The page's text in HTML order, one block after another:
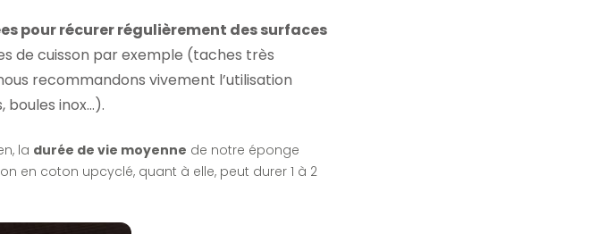
pour récurer régulièrement des surfaces
de cuisson par exemple (taches très
recommandons vivement l’utilisation
boules inox…).
la durée de vie moyenne de notre éponge
en coton upcyclé, quant à elle, peut durer 1 à 2